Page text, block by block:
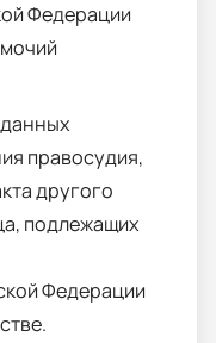
Федерации
правосудия,
другого
подлежащих
Федерации